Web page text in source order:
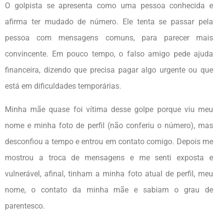
O golpista se apresenta como uma pessoa conhecida e
afirma ter mudado de número. Ele tenta se passar pela
pessoa com mensagens comuns, para parecer mais
convincente. Em pouco tempo, o falso amigo pede ajuda
financeira, dizendo que precisa pagar algo urgente ou que
está em dificuldades temporárias.
Minha mãe quase foi vítima desse golpe porque viu meu
nome e minha foto de perfil (não conferiu o número), mas
desconfiou a tempo e entrou em contato comigo. Depois me
mostrou a troca de mensagens e me senti exposta e
vulnerável, afinal, tinham a minha foto atual de perfil, meu
nome, o contato da minha mãe e sabiam o grau de
parentesco.